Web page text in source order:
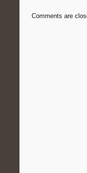
Comments are